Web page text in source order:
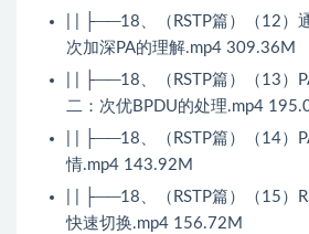
| | ├──18、（RSTP篇）（12）
次加深PA的理解.mp4 309.36M
| | ├──18、（RSTP篇）（13）
二：次优BPDU的处理.mp4
| | ├──18、（RSTP篇）（14）
情.mp4 143.92M
| | ├──18、（RSTP篇）（15）
快速切换.mp4 156.72M